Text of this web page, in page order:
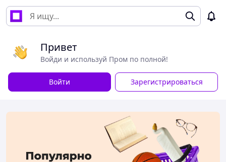
Привет
Войди и используй Пром по полной!
Войти Зарегистрироваться